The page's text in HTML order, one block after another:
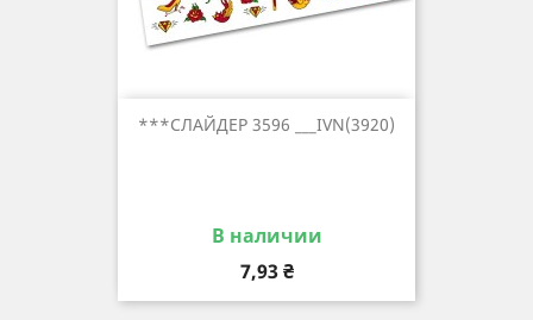
***СЛАЙДЕР 3596 ___IVN(3920)
В наличии
Цена
7,93 ₴